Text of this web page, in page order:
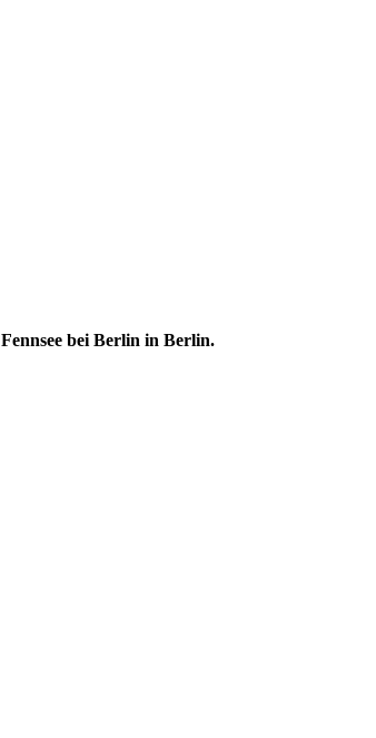
Fennsee bei Berlin in Berlin.